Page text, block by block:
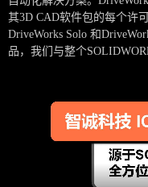
其3D CAD软件包的每个许
DriveWorks Solo 和
品，我们与整个